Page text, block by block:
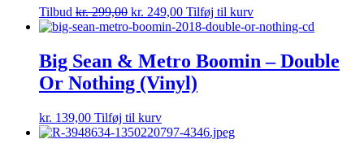
Tilbud kr.299,00 kr. 249,00 Tilføj til kurv
Big Sean & Metro Boomin – Double
Or Nothing (Vinyl)
kr. 139,00 Tilføj til kurv